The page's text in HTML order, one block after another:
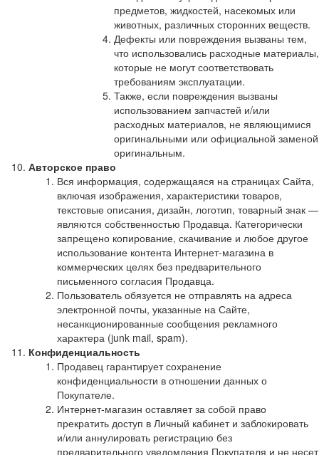
предметов, жидкостей, насекомых или
животных, различных сторонних веществ.
Дефекты или повреждения вызваны тем,
что использовались расходные материалы,
которые не могут соответствовать
требованиям эксплуатации.
Также, если повреждения вызваны
использованием запчастей и/или
расходных материалов, не являющимися
оригинальными или официальной заменой
оригинальным.
Авторское право
Вся информация, содержащаяся на страницах Сайта,
включая изображения, характеристики товаров,
текстовые описания, дизайн, логотип, товарный знак —
являются собственностью Продавца. Категорически
запрещено копирование, скачивание и любое другое
использование контента Интернет-магазина в
коммерческих целях без предварительного
письменного согласия Продавца.
Пользователь обязуется не отправлять на адреса
электронной почты, указанные на Сайте,
несанкционированные сообщения рекламного
характера (junk mail, spam).
Конфиденциальность
Продавец гарантирует сохранение
конфиденциальности в отношении данных о
Покупателе.
Интернет-магазин оставляет за собой право
прекратить доступ в Личный кабинет и заблокировать
и/или аннулировать регистрацию без
предварительного уведомления Покупателя и не несет